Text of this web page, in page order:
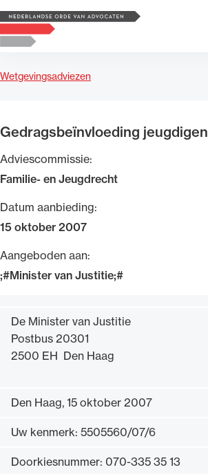
Logo, to the homepage
Wetgevingsadviezen
Gedragsbeïnvloeding jeugdigen
Adviescommissie:
Familie- en Jeugdrecht
Datum aanbieding:
15 oktober 2007
Aangeboden aan:
;#Minister van Justitie;#
De Minister van Justitie
Postbus 20301
2500 EH Den Haag
Den Haag, 15 oktober 2007
Uw kenmerk: 5505560/07/6
Doorkiesnummer: 070-335 35 13
Zoeken
Zoek op trefwoord
Uitgelicht